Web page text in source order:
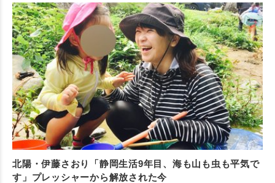
北陽・伊藤さおり「静岡生活9年目、海も山も虫も平気で
す」プレッシャーから解放された今